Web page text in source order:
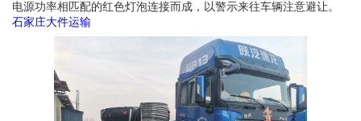
电源功率相匹配的红色灯泡连接而成，以警示来往车辆注意避让。
石家庄大件运输